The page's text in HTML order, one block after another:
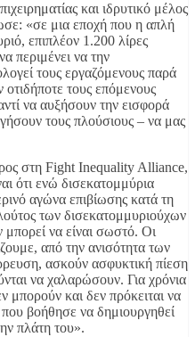
και ιδρυτικό μέλος
«σε μια εποχή που η απλή
επιπλέον 1.200 λίρες
περιμένει να την
τους εργαζόμενους παρά
τους επόμενους
να αυξήσουν την εισφορά
τους πλούσιους – να μας
στη Fight Inequality Alliance,
ότι ενώ δισεκατομμύρια
αγώνα επιβίωσης κατά τη
των δισεκατομμυριούχων
να είναι σωστό. Οι
από την ανισότητα των
ασκούν ασφυκτική πίεση
να χαλαρώσουν. Για χρόνια
μπορούν και δεν πρόκειται να
που βοήθησε να δημιουργηθεί
πλάτη του».